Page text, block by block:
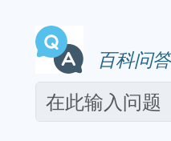
百科问